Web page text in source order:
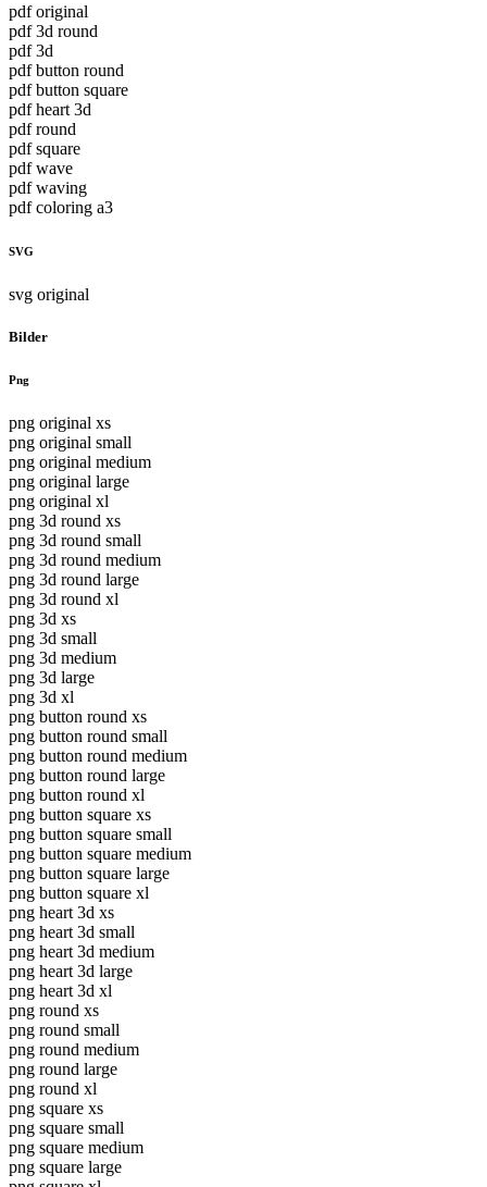
pdf original
pdf 3d round
pdf 3d
pdf button round
pdf button square
pdf heart 3d
pdf round
pdf square
pdf wave
pdf waving
pdf coloring a3
SVG
svg original
Bilder
Png
png original xs
png original small
png original medium
png original large
png original xl
png 3d round xs
png 3d round small
png 3d round medium
png 3d round large
png 3d round xl
png 3d xs
png 3d small
png 3d medium
png 3d large
png 3d xl
png button round xs
png button round small
png button round medium
png button round large
png button round xl
png button square xs
png button square small
png button square medium
png button square large
png button square xl
png heart 3d xs
png heart 3d small
png heart 3d medium
png heart 3d large
png heart 3d xl
png round xs
png round small
png round medium
png round large
png round xl
png square xs
png square small
png square medium
png square large